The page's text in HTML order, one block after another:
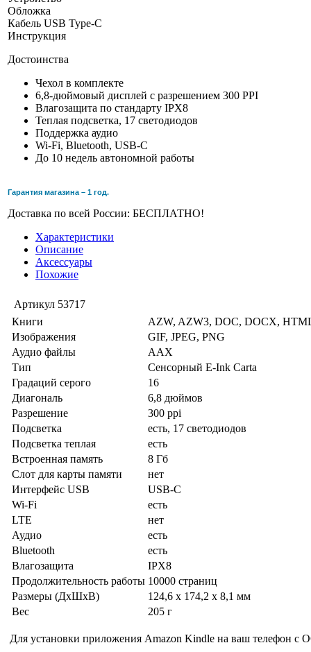
Обложка
Кабель USB Type-C
Инструкция
Достоинства
Чехол в комплекте
6,8-дюймовый дисплей с разрешением 300 PPI
Влагозащита по стандарту IPX8
Теплая подсветка, 17 светодиодов
Поддержка аудио
Wi-Fi, Bluetooth, USB-C
До 10 недель автономной работы
Гарантия магазина – 1 год.
Доставка по всей России: БЕСПЛАТНО!
Характеристики
Описание
Аксессуары
Похожие
Артикул 53717
Книги
AZW, AZW3, DOC, DOCX,
Изображения
GIF, JPEG, PNG
Аудио файлы
AAX
Тип
Сенсорный E-Ink Carta
Градаций серого
16
Диагональ
6,8 дюймов
Разрешение
300 ppi
Подсветка
есть, 17 светодиодов
Подсветка теплая
есть
Встроенная память
8 Гб
Слот для карты памяти
нет
Интерфейс USB
USB-C
Wi-Fi
есть
LTE
нет
Аудио
есть
Bluetooth
есть
Влагозащита
IPX8
Продолжительность работы 10000 страниц
Размеры (ДхШхВ)
124,6 x 174,2 x 8,1 мм
Вес
205 г
Для установки приложения Amazon Kindle на ваш телефон с